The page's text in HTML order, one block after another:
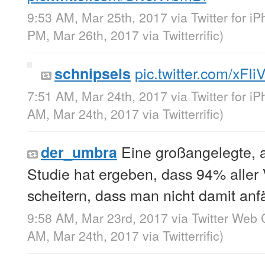
9:53 AM, Mar 25th, 2017 via Twitter for
PM, Mar 26th, 2017 via Twitterrific)
schnipsels pic.twitter.com/
7:51 AM, Mar 24th, 2017 via Twitter for
AM, Mar 24th, 2017 via Twitterrific)
der_umbra Eine großangelegte,
Studie hat ergeben, dass 94% aller
scheitern, dass man nicht damit
9:58 AM, Mar 23rd, 2017 via Twitter Web
AM, Mar 24th, 2017 via Twitterrific)